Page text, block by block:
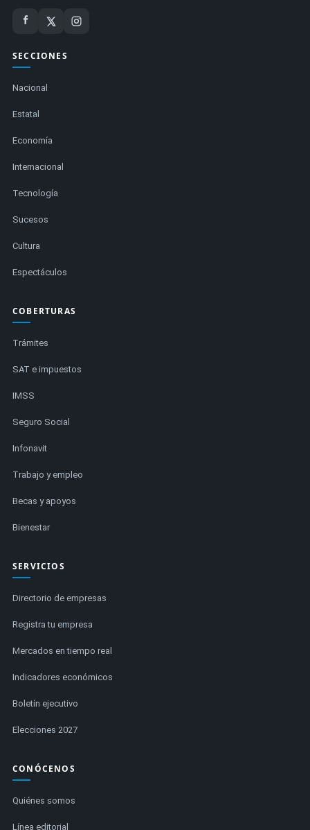
SECCIONES
Nacional
Estatal
Economía
Internacional
Tecnología
Sucesos
Cultura
Espectáculos
COBERTURAS
Trámites
SAT e impuestos
IMSS
Seguro Social
Infonavit
Trabajo y empleo
Becas y apoyos
Bienestar
SERVICIOS
Directorio de empresas
Registra tu empresa
Mercados en tiempo real
Indicadores económicos
Boletín ejecutivo
Elecciones 2027
CONÓCENOS
Quiénes somos
Línea editorial